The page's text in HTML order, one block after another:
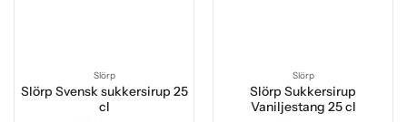
Slörp
Slörp Svensk sukkersirup 25
cl
Slörp
Slörp Sukkersirup
Vaniljestang 25 cl